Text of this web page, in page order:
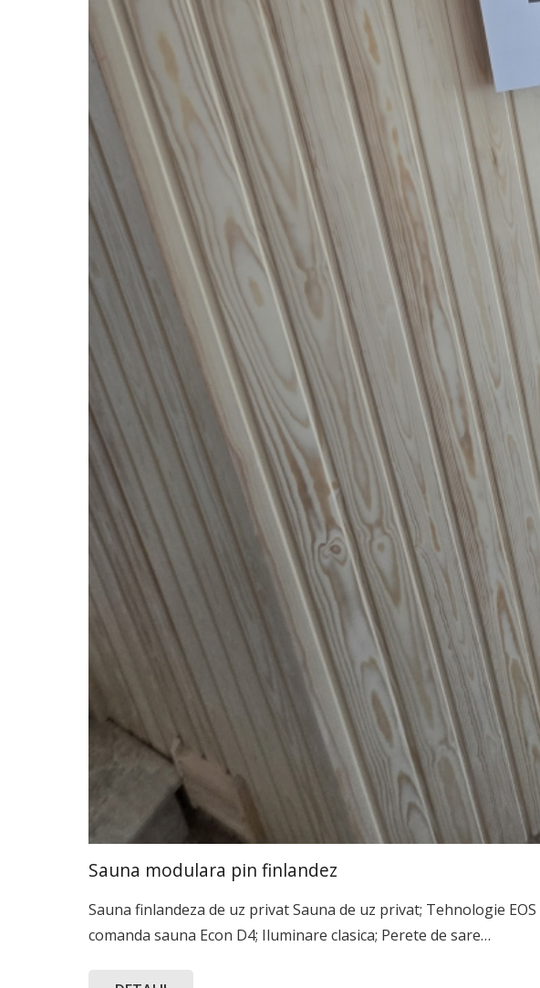
Sauna modulara pin finlandez
Sauna finlandeza de uz privat Sauna de uz privat; Tehnologie
comanda sauna Econ D4; Iluminare clasica; Perete de sare…